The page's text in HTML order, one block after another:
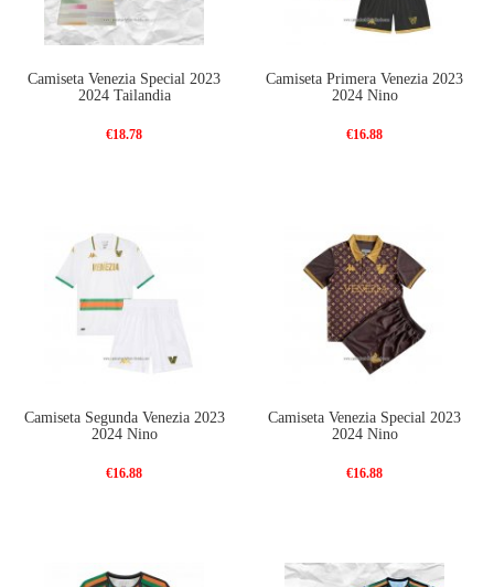
Camiseta Venezia Special 2023
2024 Tailandia
€18.78
Camiseta Primera Venezia 2023
2024 Nino
€16.88
Camiseta Segunda Venezia 2023
2024 Nino
€16.88
Camiseta Venezia Special 2023
2024 Nino
€16.88